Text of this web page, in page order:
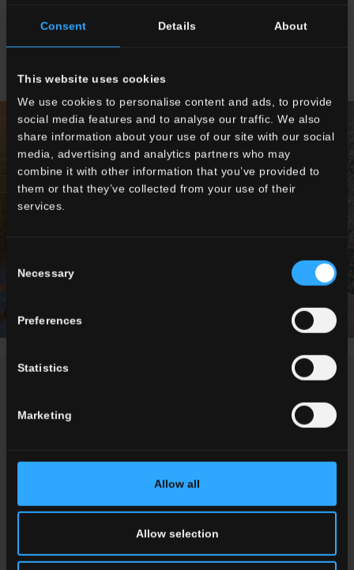
Consent Details About
This website uses cookies
We use cookies to personalise content and ads, to provide
social media features and to analyse our traffic. We also
share information about your use of our site with our social
media, advertising and analytics partners who may
combine it with other information that you’ve provided to
them or that they’ve collected from your use of their
services.
Selection
Necessary
Preferences
Statistics
Marketing
Allow all
Allow selection
rivestito in gres e coordinabile con i pavimenti interni.
NEWS / EVENTI